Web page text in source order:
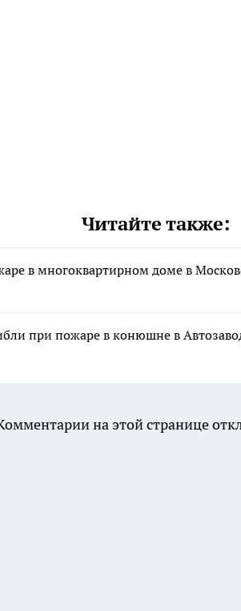
Читайте также:
в многоквартирном доме в
при пожаре в конюшне в
на этой странице